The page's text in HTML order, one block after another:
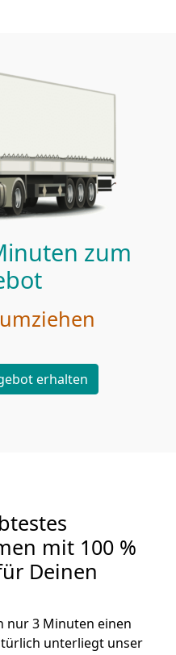
zum
erhalten
mit 100 %
Deinen
nur 3 Minuten einen
unterliegt unser